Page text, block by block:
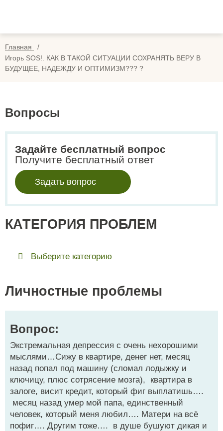
Оплата
Главная
Игорь SOS!. КАК В ТАКОЙ СИТУАЦИИ СОХРАНЯТЬ ВЕРУ В
БУДУЩЕЕ, НАДЕЖДУ И ОПТИМИЗМ??? ?
Вопросы
Задайте бесплатный вопрос
Получите бесплатный ответ
Задать вопрос
КАТЕГОРИЯ ПРОБЛЕМ
Выберите категорию
Личностные проблемы
Вопрос:
Экстремальная депрессия с очень нехорошими
мыслями…Сижу в квартире, денег нет, месяц
назад попал под машину (сломал лодыжку и
ключицу, плюс сотрясение мозга), квартира в
залоге, висит кредит, который фиг выплатишь….
месяц назад умер мой папа, единственный
человек, который меня любил…. Матери на всё
пофиг…. Другим тоже…. в душе бушуют дикая и